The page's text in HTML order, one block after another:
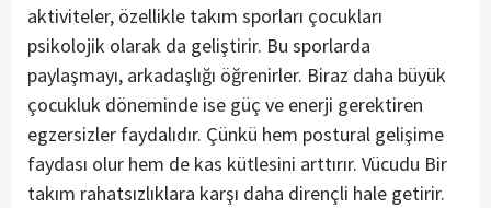
aktiviteler, özellikle takım sporları çocukları
psikolojik olarak da geliştirir. Bu sporlarda
paylaşmayı, arkadaşlığı öğrenirler. Biraz daha büyük
çocukluk döneminde ise güç ve enerji gerektiren
egzersizler faydalıdır. Çünkü hem postural gelişime
faydası olur hem de kas kütlesini arttırır. Vücudu Bir
takım rahatsızlıklara karşı daha dirençli hale getirir.